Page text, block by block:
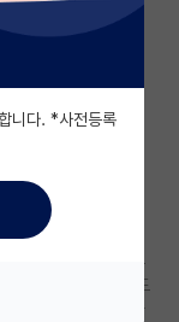
고 합니다.
동안 연구실에 있으
했습니다만, 그래도
하는 마음으로 진학
니다. *사전등록